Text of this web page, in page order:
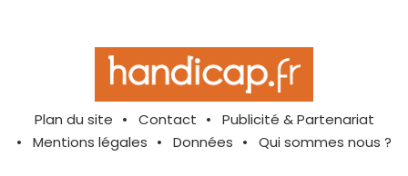
Plan du site Contact
Publicité & Partenariat
Mentions légales
Données Qui sommes nous ?